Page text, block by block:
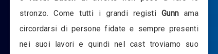
stronzo. Come tutti i grandi registi Gunn ama
circordarsi di persone fidate e sempre presenti
nei suoi lavori e quindi nel cast troviamo suo